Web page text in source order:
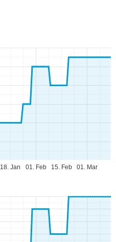
01. Feb 01. Mar
18. Jan 15. Feb